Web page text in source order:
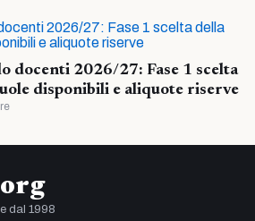
docenti 2026/27: Fase 1 scelta
disponibili e aliquote riserve
dal 1998